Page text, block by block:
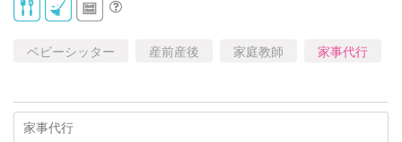
ベビーシッター 産前産後 家庭教師 家事代行
家事代行